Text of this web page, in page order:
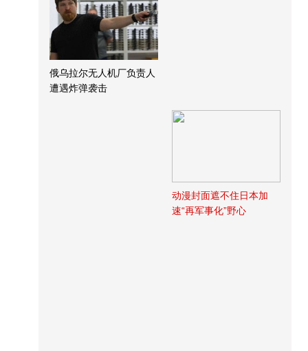
俄乌拉尔无人机厂负责人
遭遇炸弹袭击
动漫封面遮不住日本加
速“再军事化”野心